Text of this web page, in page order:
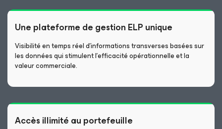
Une plateforme de gestion ELP unique
Visibilité en temps réel d’informations transverses basées sur
les données qui stimulent l’efficacité opérationnelle et la
valeur commerciale.
Accès illimité au portefeuille